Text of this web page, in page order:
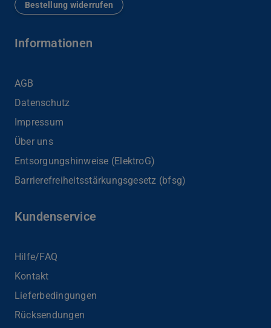
Bestellung widerrufen
Informationen
AGB
Datenschutz
Impressum
Über uns
Entsorgungshinweise (ElektroG)
Barrierefreiheits­stärkungsgesetz (bfsg)
Kundenservice
Hilfe/FAQ
Kontakt
Lieferbedingungen
Rücksendungen